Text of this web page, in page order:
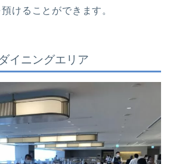
けることができます。
イニングエリア